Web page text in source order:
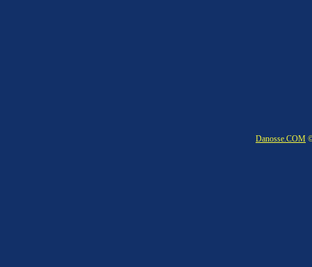
Danosse.COM